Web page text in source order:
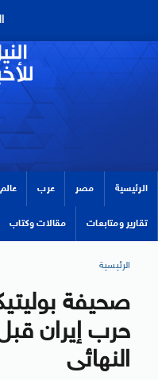
الرئيسية مصر عرب عالم
تقارير ومتابعات مقالات وكتاب
الرئيسية
صحيفة
حرب إيران
النهائى